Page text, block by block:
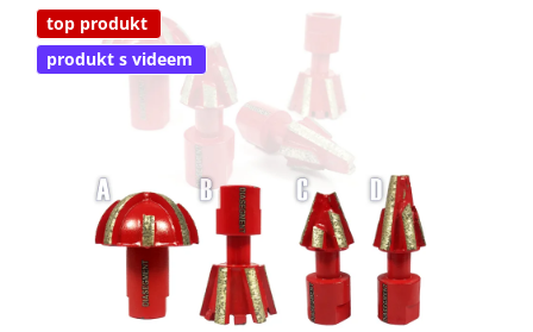
top produkt
produkt s videem
o
ř